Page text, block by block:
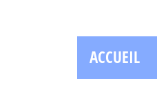
ACCUEIL